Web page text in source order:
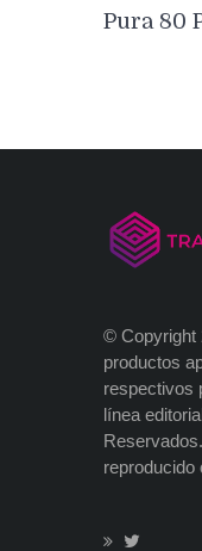
Pura 80
© Copyright
productos
respectivos
línea
reproducido